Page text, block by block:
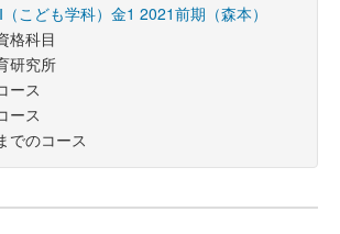
（こども学科）金1 2021前期（森本）
格科目
研究所
ース
ース
でのコース